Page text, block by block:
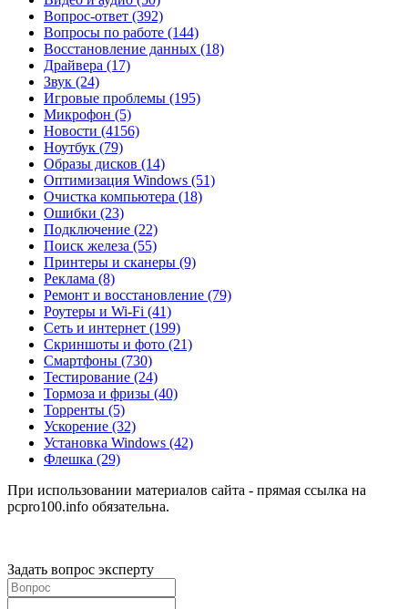
Вопрос-ответ (392)
Вопросы по работе (144)
Восстановление данных (18)
Драйвера (17)
Звук (24)
Игровые проблемы (195)
Микрофон (5)
Новости (4156)
Ноутбук (79)
Образы дисков (14)
Оптимизация Windows (51)
Очистка компьютера (18)
Ошибки (23)
Подключение (22)
Поиск железа (55)
Принтеры и сканеры (9)
Реклама (8)
Ремонт и восстановление (79)
Роутеры и Wi-Fi (41)
Сеть и интернет (199)
Скриншоты и фото (21)
Смартфоны (730)
Тестирование (24)
Тормоза и фризы (40)
Торренты (5)
Ускорение (32)
Установка Windows (42)
Флешка (29)
При использовании материалов сайта - прямая ссылка на
pcpro100.info обязательна.
Задать вопрос эксперту